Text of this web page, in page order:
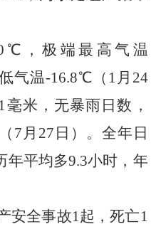
，极端最高气温
气温-16.8℃（1月24
米，无暴雨日数，
7月27日）。全年日
年平均多9.3小时，年
安全事故1起，死亡1